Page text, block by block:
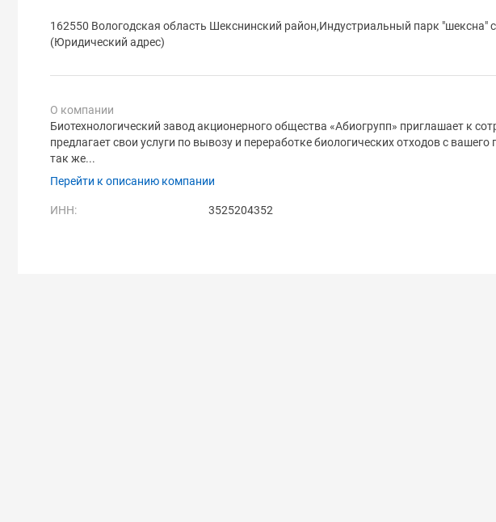
162550 Вологодская область Шекснинский район,Индустриальный парк "шексна"
(Юридический адрес)
О компании
Биотехнологический завод акционерного общества «Абиогрупп» приглашает к
предлагает свои услуги по вывозу и переработке биологических отходов с вашего
так же...
Перейти к описанию компании
ИНН: 3525204352